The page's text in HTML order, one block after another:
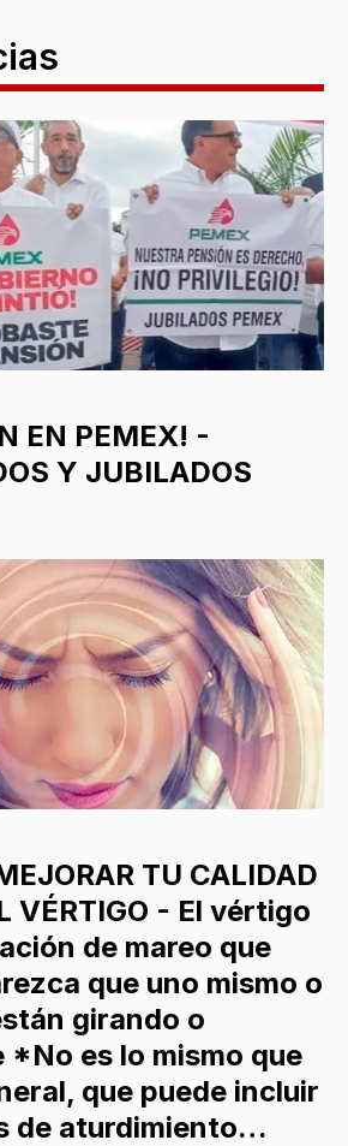
EN PEMEX! -
Y JUBILADOS
TU CALIDAD
VÉRTIGO - El vértigo
de mareo que
que uno mismo o
girando o
*No es lo mismo que
que puede incluir
de aturdimiento…